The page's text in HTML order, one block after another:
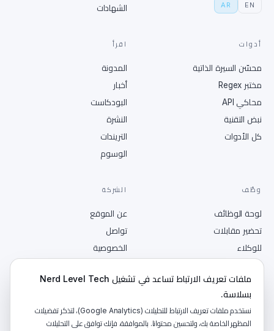
EN
AR
الشهادات
أدوات
محسّن السيرة الذاتية
مختبر Regex
محاكي API
نبض التقنية
كل الأدوات
اقرأ
المدونة
أخبار
البودكاست
النشرة
التريندات
الوسوم
وظّف
لوحة الوظائف
تحضير مقابلات
للوكلاء
انشر وظيفة
الشركة
عن الموقع
تواصل
الخصوصية
RSS ملفات تعريف الارتباط تساعد في تشغيل Nerd Level Tech
بسلاسة.
نستخدم ملفات تعريف الارتباط للتحليلات (Google Analytics)، لتذكر تفضيلات
المظهر الخاصة بك، ولتحسين محتوانا. بالموافقة، فإنك توافق على التحليلات